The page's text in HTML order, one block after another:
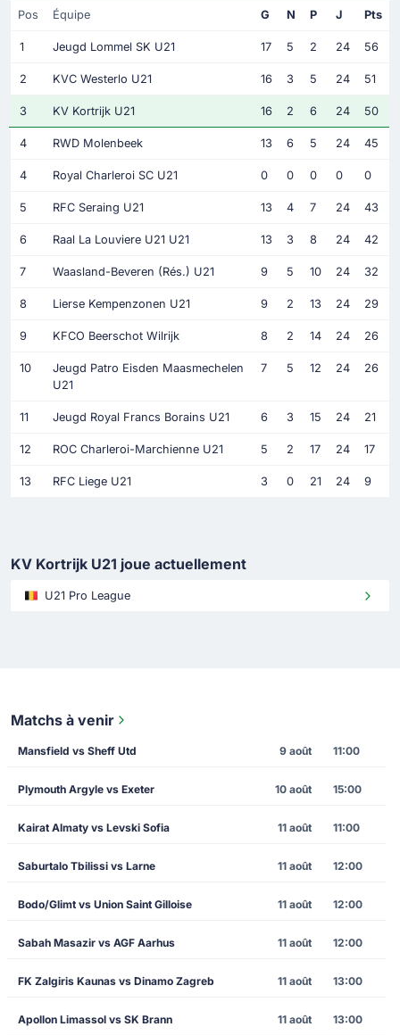
Pos Équipe G N P J Pts
1 Jeugd Lommel SK U21 17 5 2 24 56
2 KVC Westerlo U21 16 3 5 24 51
3 KV Kortrijk U21 16 2 6 24 50
4 RWD Molenbeek 13 6 5 24 45
4 Royal Charleroi SC U21 0 0 0 0 0
5 RFC Seraing U21 13 4 7 24 43
6 Raal La Louviere U21 U21 13 3 8 24 42
7 Waasland-Beveren (Rés.) U21 9 5 10 24 32
8 Lierse Kempenzonen U21 9 2 13 24 29
9 KFCO Beerschot Wilrijk 8 2 14 24 26
10
Jeugd Patro Eisden Maasmechelen
U21
7 5 12 24 26
11 Jeugd Royal Francs Borains U21 6 3 15 24 21
12 ROC Charleroi-Marchienne U21 5 2 17 24 17
13 RFC Liege U21 3 0 21 24 9
KV Kortrijk U21 joue actuellement
U21 Pro League
Matchs à venir
Mansfield vs Sheff Utd 9 août 11:00
Plymouth Argyle vs Exeter 10 août 15:00
Kairat Almaty vs Levski Sofia 11 août 11:00
Saburtalo Tbilissi vs Larne 11 août 12:00
Bodo/Glimt vs Union Saint Gilloise 11 août 12:00
Sabah Masazir vs AGF Aarhus 11 août 12:00
FK Zalgiris Kaunas vs Dinamo Zagreb 11 août 13:00
Apollon Limassol vs SK Brann 11 août 13:00